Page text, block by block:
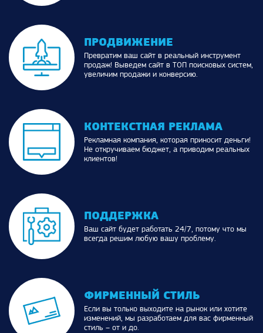
ПРОДВИЖЕНИЕ
Превратим ваш сайт в реальный инструмент
продаж! Выведем сайт в ТОП поисковых систем,
увеличим продажи и конверсию.
КОНТЕКСТНАЯ РЕКЛАМА
Рекламная компания, которая приносит деньги!
Не откручиваем бюджет, а приводим реальных
клиентов!
ПОДДЕРЖКА
Ваш сайт будет работать 24/7, потому что мы
всегда решим любую вашу проблему.
ФИРМЕННЫЙ СТИЛЬ
Если вы только выходите на рынок или хотите
изменений, мы разработаем для вас фирменный
стиль – от и до.